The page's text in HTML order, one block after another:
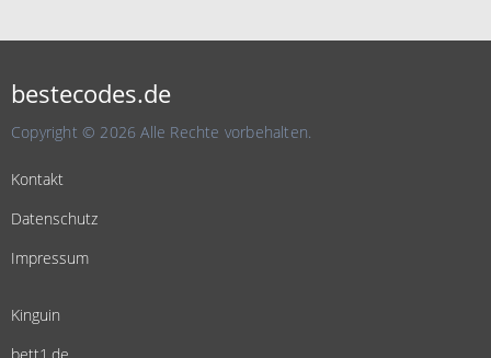
bestecodes.de
Copyright © 2026 Alle Rechte vorbehalten.
Kontakt
Datenschutz
Impressum
Kinguin
bett1.de